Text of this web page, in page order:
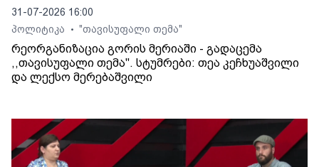
31-07-2026 16:00
პოლიტიკა
• "თავისუფალი თემა"
რეორგანიზაცია გორის მერიაში - გადაცემა
,,თავისუფალი თემა". სტუმრები: თეა კეჩხუაშვილი
და ლექსო მერებაშვილი